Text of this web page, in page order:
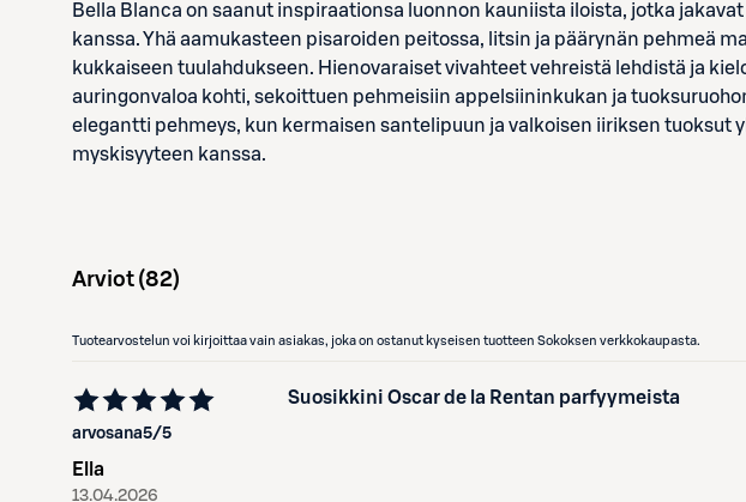
Bella Blanca on saanut inspiraationsa luonnon kauniista iloista, jotka
kanssa. Yhä aamukasteen pisaroiden peitossa, litsin ja päärynän pehmeä
kukkaiseen tuulahdukseen. Hienovaraiset vivahteet vehreistä lehdistä ja
auringonvaloa kohti, sekoittuen pehmeisiin appelsiininkukan ja
elegantti pehmeys, kun kermaisen santelipuun ja valkoisen iiriksen tuoksut
myskisyyteen kanssa.​
Arviot (82)
Tuotearvostelun voi kirjoittaa vain asiakas, joka on ostanut kyseisen tuotteen Sokoksen verkkokaupasta.
arvosana5/5
Ella
13.04.2026
Suosikkini Oscar de la Rentan parfyymeista